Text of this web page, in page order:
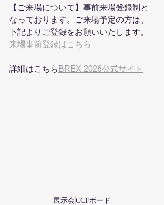
【ご来場について】事前来場登録制と
なっております。ご来場予定の方は、
下記よりご登録をお願いいたします。
来場事前登録はこちら
詳細はこちら BREX 2026公式サイト
展示会CCFボード